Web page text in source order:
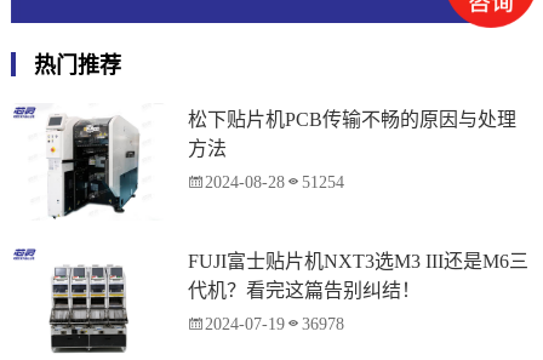
热门推荐
松下贴片机PCB传输不畅的原因与处理
方法
2024-08-28 51254
FUJI富士贴片机NXT3选M3 III还是M6三
代机？看完这篇告别纠结！
2024-07-19 36978